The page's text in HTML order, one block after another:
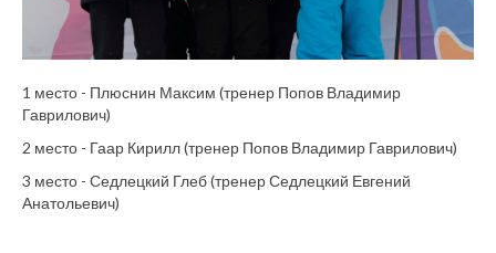
1 место - Плюснин Максим (тренер Попов Владимир
Гаврилович)
2 место - Гаар Кирилл (тренер Попов Владимир Гаврилович)
3 место - Седлецкий Глеб (тренер Седлецкий Евгений
Анатольевич)